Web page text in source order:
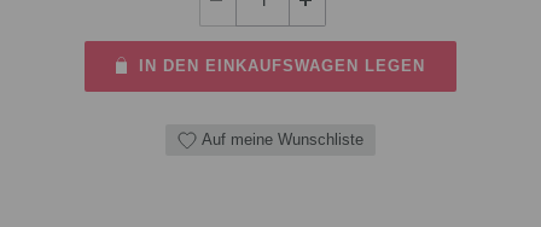
IN DEN EINKAUFSWAGEN LEGEN
Auf meine Wunschliste